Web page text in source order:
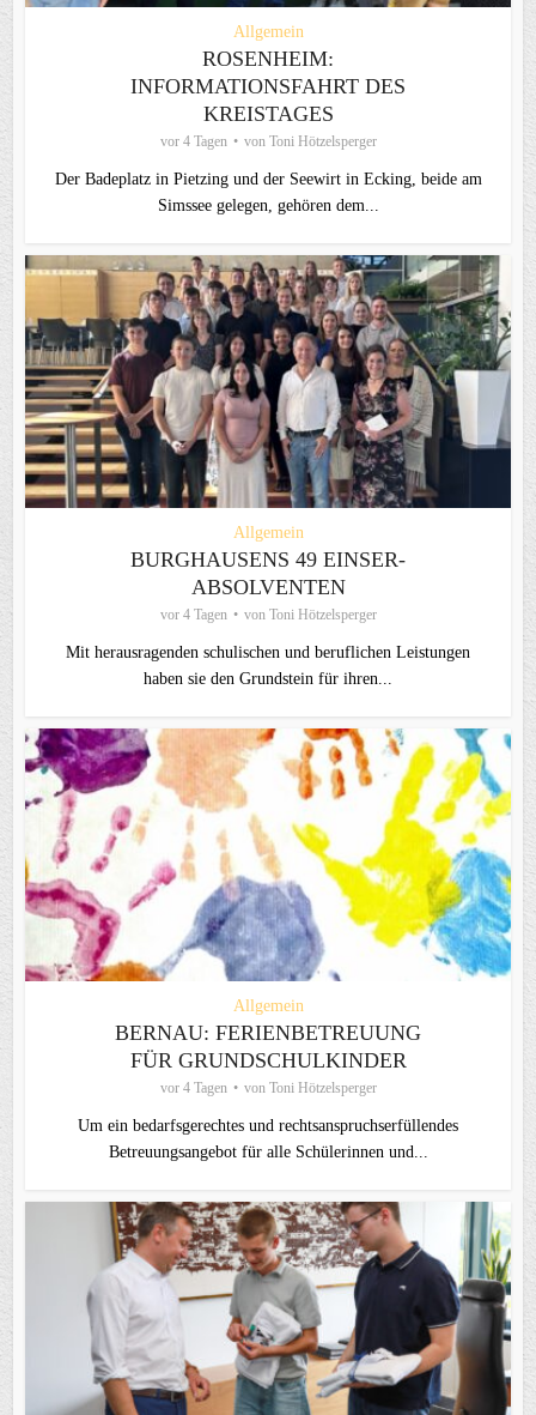
Allgemein
ROSENHEIM:
INFORMATIONSFAHRT DES
KREISTAGES
vor 4 Tagen von Toni Hötzelsperger
Der Badeplatz in Pietzing und der Seewirt in Ecking, beide am
Simssee gelegen, gehören dem...
Allgemein
BURGHAUSENS 49 EINSER-
ABSOLVENTEN
vor 4 Tagen von Toni Hötzelsperger
Mit herausragenden schulischen und beruflichen Leistungen
haben sie den Grundstein für ihren...
Allgemein
BERNAU: FERIENBETREUUNG
FÜR GRUNDSCHULKINDER
vor 4 Tagen von Toni Hötzelsperger
Um ein bedarfsgerechtes und rechtsanspruchserfüllendes
Betreuungsangebot für alle Schülerinnen und...